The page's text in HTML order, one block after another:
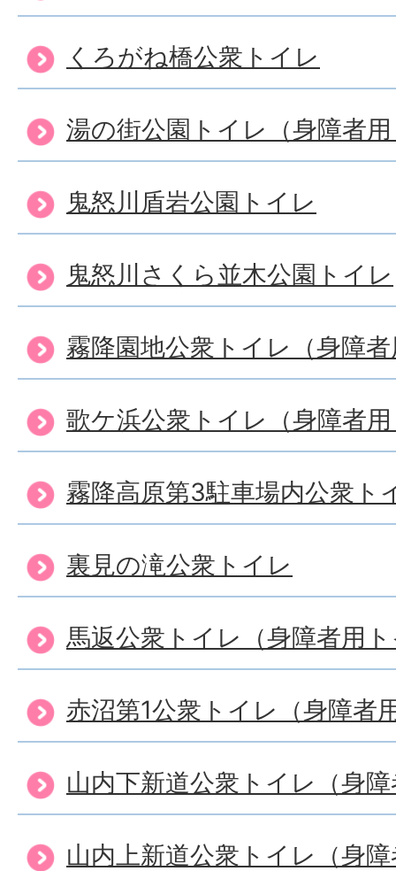
くろがね橋公衆トイレ
湯の街公園トイレ（身障者
鬼怒川盾岩公園トイレ
鬼怒川さくら並木公園トイレ
霧降園地公衆トイレ（身障
歌ケ浜公衆トイレ（身障者
霧降高原第3駐車場内公衆ト
裏見の滝公衆トイレ
馬返公衆トイレ（身障者用
赤沼第1公衆トイレ（身障者
山内下新道公衆トイレ（身
山内上新道公衆トイレ（身